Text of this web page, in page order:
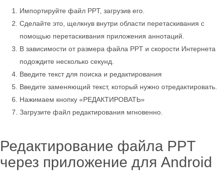
Импортируйте файл PPT, загрузив его.
Сделайте это, щелкнув внутри области перетаскивания с
помощью перетаскивания приложения аннотаций.
В зависимости от размера файла PPT и скорости Интернета
подождите несколько секунд.
Введите текст для поиска и редактирования
Введите заменяющий текст, который нужно отредактировать.
Нажимаем кнопку «РЕДАКТИРОВАТЬ»
Загрузите файл редактирования мгновенно.
Редактирование файла PPT
через приложение для Android